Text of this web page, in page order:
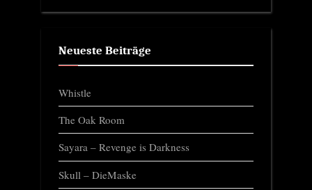
Neueste Beiträge
Whistle
The Oak Room
Sayara – Revenge is Darkness
Skull – DieMaske